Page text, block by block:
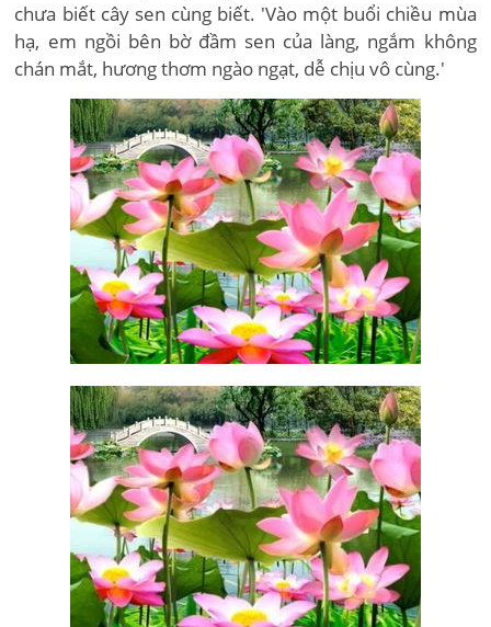
chưa biết cây sen cùng biết. 'Vào một buổi chiều mùa
hạ, em ngồi bên bờ đầm sen của làng, ngắm không
chán mắt, hương thơm ngào ngạt, dễ chịu vô cùng.'